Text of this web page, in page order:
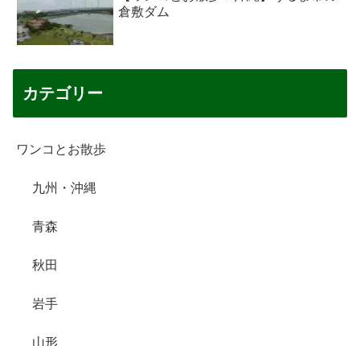
倉敷ダム
カテゴリー
ワンコとお散歩
九州・沖縄
青森
秋田
岩手
山形